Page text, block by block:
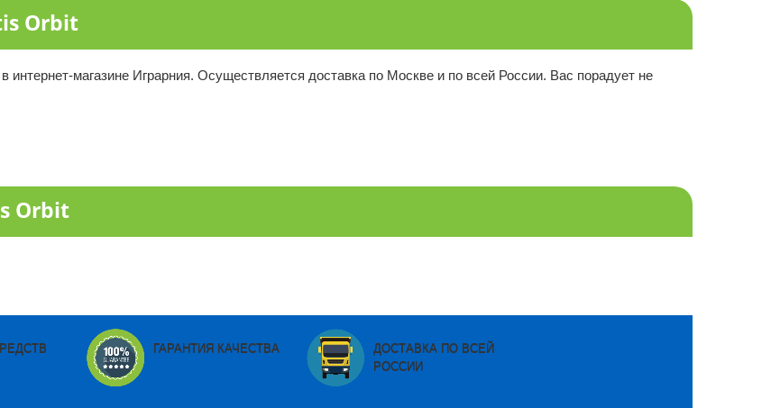
Orbit
интернет-магазине Играрния. Осуществляется доставка по Москве и по всей России. Вас порадует не
Orbit
ГАРАНТИЯ КАЧЕСТВА
ДОСТАВКА ПО ВСЕЙ
РОССИИ